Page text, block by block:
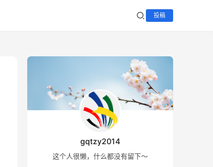
投稿
gqtzy2014
这个人很懒，什么都没有留下～